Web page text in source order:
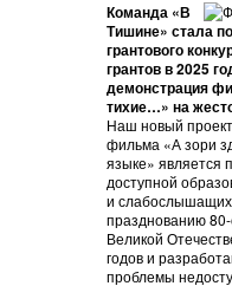
Команда «В
Тишине» стала
грантового
грантов в 2025
демонстрация
тихие…» на
Наш новый
фильма «А зори
языке» является
доступной
и слабослышащих
празднованию
Великой
годов и
проблемы